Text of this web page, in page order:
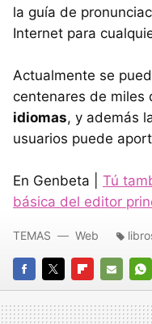
la guía de
Internet para
Actualmente se
centenares de miles
idiomas, y además
usuarios puede
En Genbeta | Tú
básica del editor
FACEBOOK
TWITTERFLIPBOARD
E-
MAIL
TEMAS Web